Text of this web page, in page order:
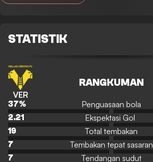
STATISTIK
VER
RANGKUMAN
37% Penguasaan bola
2.21
Ekspektasi Gol
19
Total tembakan
7
Tembakan tepat sasaran
7
Tendangan sudut